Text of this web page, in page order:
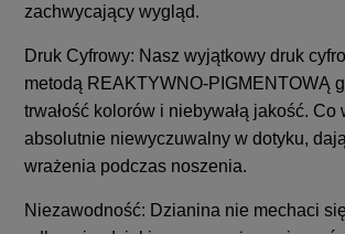
zachwycający wygląd.
Druk Cyfrowy: Nasz wyjątkowy druk
metodą REAKTYWNO-PIGMENTOWĄ
trwałość kolorów i niebywałą jakość. Co
absolutnie niewyczuwalny w dotyku,
wrażenia podczas noszenia.
Niezawodność: Dzianina nie mechaci